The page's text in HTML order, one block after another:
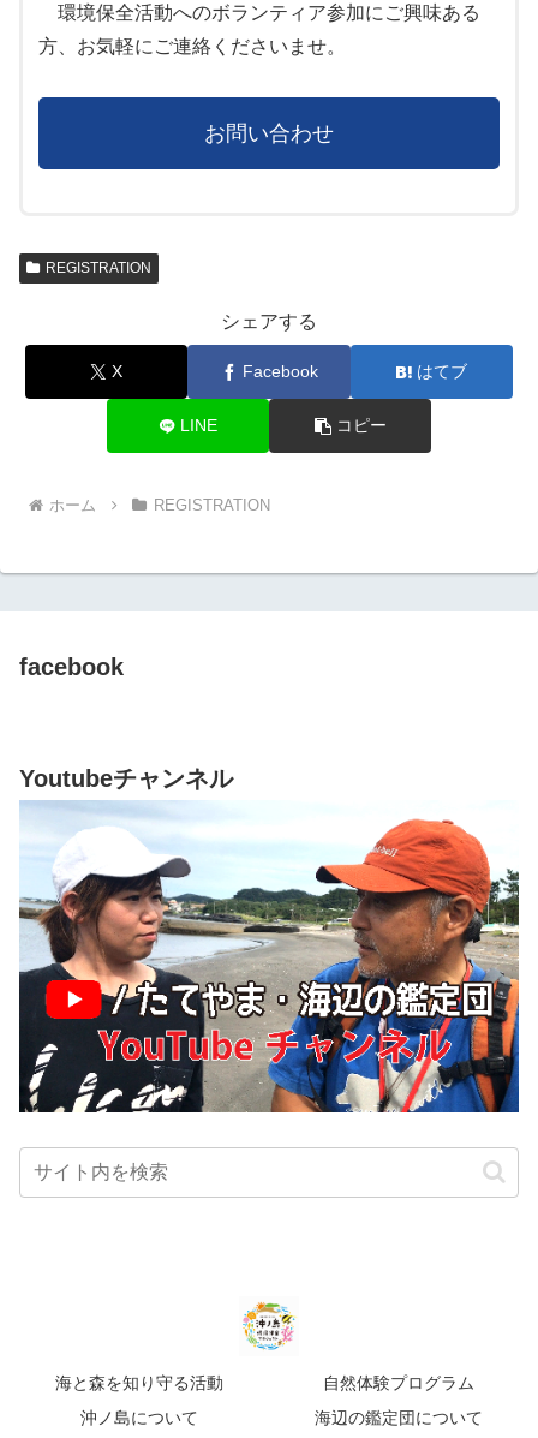
環境保全活動へのボランティア参加にご興味ある
方、お気軽にご連絡くださいませ。
お問い合わせ
REGISTRATION
シェアする
X Facebook はてブ
LINE コピー
ホーム REGISTRATION
facebook
Youtubeチャンネル
海と森を知り守る活動
自然体験プログラム
沖ノ島について
海辺の鑑定団について